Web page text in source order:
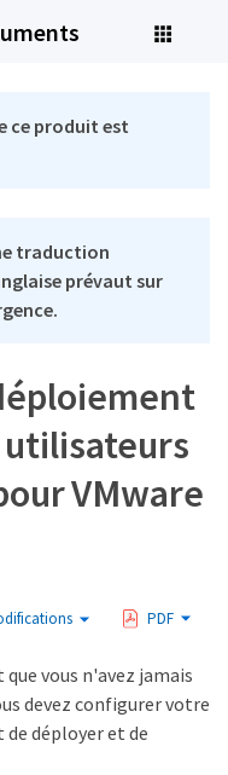
ce produit est
traduction
prévaut sur
utilisateurs
VMware
PDF
que vous n'avez jamais
devez configurer votre
de déployer et de